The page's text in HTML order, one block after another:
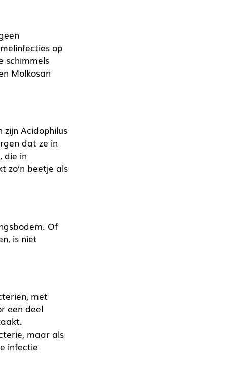
op
schimmels
Molkosan
Acidophilus
dat ze in
die in
zo’n beetje als
Of
is niet
met
een deel
maar als
infectie